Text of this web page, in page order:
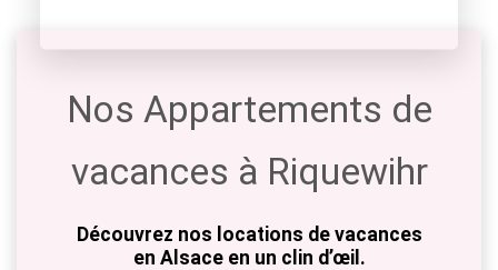
Nos Appartements de
vacances à Riquewihr
Découvrez nos locations de vacances
en Alsace en un clin d’œil.